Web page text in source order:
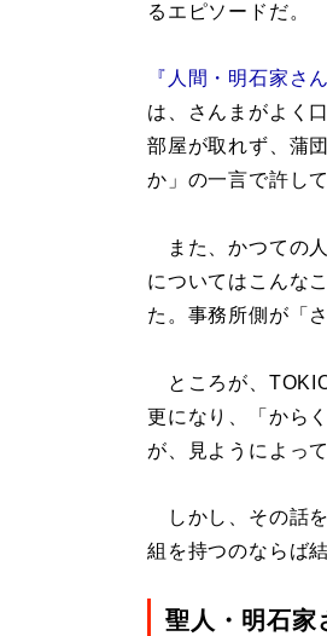
るエピソードだ。
『人間・明石家さん
は、さんまがよく
部屋が取れず、蒲
か」の一言で許し
また、かつての
についてはこんな
た。事務所側が「
ところが、
更になり、「から
が、見ようによっ
しかし、その話
組を持つのならば
聖人・明石家